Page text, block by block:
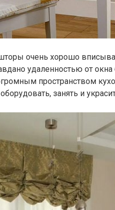
очень хорошо
удаленностью от
пространством
занять и